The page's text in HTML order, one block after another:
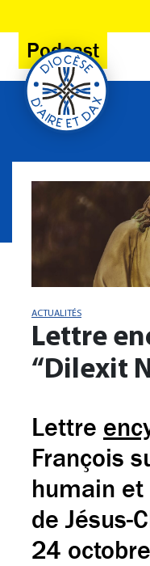
Podcast
ACTUALITÉS
Lettre
“Dilexit
Lettre
François
humain
de Jésus-
24